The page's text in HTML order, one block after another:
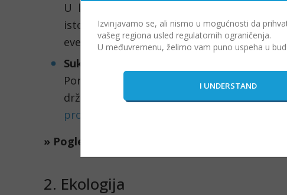
U kontekstu povezanosti cena fosilnih
istoku, treba naglasiti i značaj
eventualne eskalacije.
Sukob Irana i Izraela
Pored toga što konflikt može uticati
država po pitanju proizvodnje nafte.
proizvođača
i poseduju naftne rezerve od
» Pogledaj detaljniji pregled
kako svetski
2. Ekologija
Izvinjavamo se, ali nismo u mogućnosti da
vašeg regiona usled regulatornih ograničenja.
U međuvremenu, želimo vam puno uspeha u